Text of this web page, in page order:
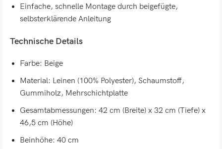
Einfache, schnelle Montage durch beigefügte,
selbsterklärende Anleitung
Technische Details
Farbe: Beige
Material: Leinen (100% Polyester), Schaumstoff,
Gummiholz, Mehrschichtplatte
Gesamtabmessungen: 42 cm (Breite) x 32 cm (Tiefe) x
46,5 cm (Höhe)
Beinhöhe: 40 cm